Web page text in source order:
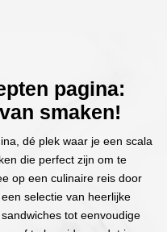
pagina:
smaken!
dé plek waar je een scala
die perfect zijn om te
op een culinaire reis door
selectie van heerlijke
tot eenvoudige